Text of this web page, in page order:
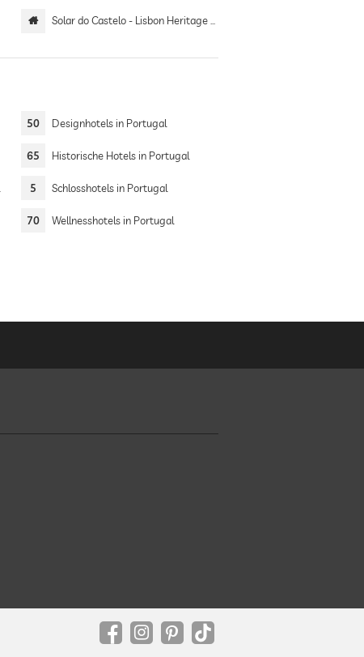
Solar do Castelo - Lisbon Heritage Collection
50 Designhotels in Portugal
65 Historische Hotels in Portugal
5 Schlosshotels in Portugal
70 Wellnesshotels in Portugal